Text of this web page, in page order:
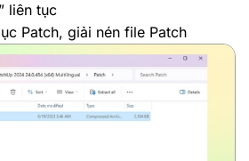
liên tục
Patch, giải nén file Patch